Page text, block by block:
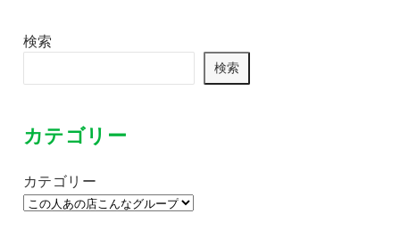
検索
検索
カテゴリー
カテゴリー